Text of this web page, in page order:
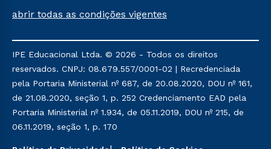
Pedagogia para Licenciados e Transferência. Já para
abrir todas as condições vigentes
IPE Educacional Ltda. © 2026 - Todos os direitos
reservados. CNPJ: 08.679.557/0001-02 | Recredenciada
pela Portaria Ministerial nº 687, de 20.08.2020, DOU nº 161,
de 21.08.2020, seção 1, p. 252 Credenciamento EAD pela
Portaria Ministerial nº 1.934, de 05.11.2019, DOU nº 215, de
06.11.2019, seção 1, p. 170